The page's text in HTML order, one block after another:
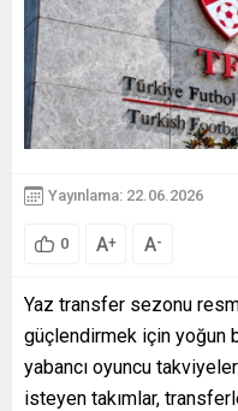
Yayınlama: 22.06.2026
0 A+ A-
Yaz transfer sezonu
güçlendirmek için yoğun
yabancı oyuncu
isteyen takımlar,